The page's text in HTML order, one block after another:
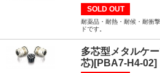
SOLD OUT
耐薬品・耐熱・耐候・耐衝
ドです。
多芯型メタルケ
芯)[PBA7-H4-